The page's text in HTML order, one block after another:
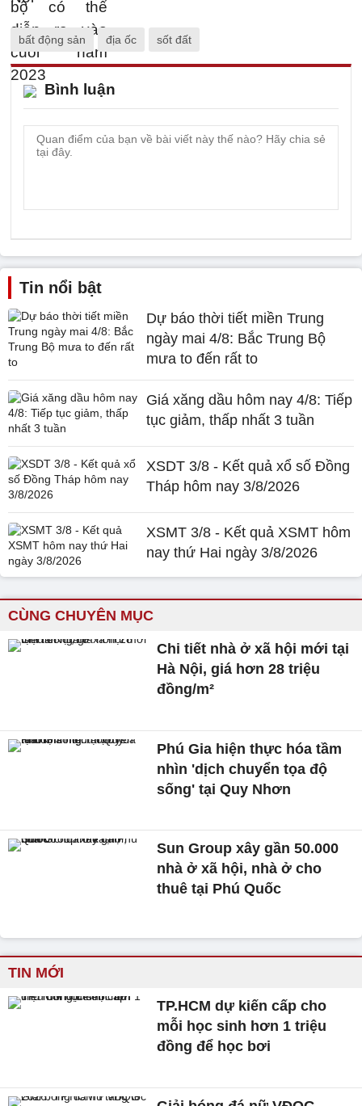
bất động sản địa ốc sốt đất
Bình luận
Tin nổi bật
Dự báo thời tiết miền Trung
ngày mai 4/8: Bắc Trung Bộ
mưa to đến rất to
Giá xăng dầu hôm nay 4/8: Tiếp
tục giảm, thấp nhất 3 tuần
XSDT 3/8 - Kết quả xổ số Đồng
Tháp hôm nay 3/8/2026
XSMT 3/8 - Kết quả XSMT hôm
nay thứ Hai ngày 3/8/2026
CÙNG CHUYÊN MỤC
Chi tiết nhà ở xã hội mới tại
Hà Nội, giá hơn 28 triệu
đồng/m²
Phú Gia hiện thực hóa tầm
nhìn 'dịch chuyển tọa độ
sống' tại Quy Nhơn
Sun Group xây gần 50.000
nhà ở xã hội, nhà ở cho
thuê tại Phú Quốc
TIN MỚI
TP.HCM dự kiến cấp cho
mỗi học sinh hơn 1 triệu
đồng để học bơi